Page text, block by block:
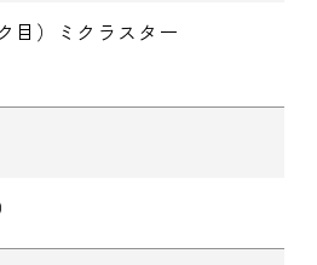
目）ミクラスター